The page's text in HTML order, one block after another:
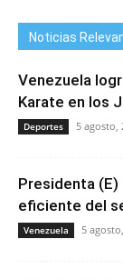
Noticias
Venezuela
Karate en los
Deportes 5 agosto,
Presidenta (E)
eficiente del
Venezuela 5